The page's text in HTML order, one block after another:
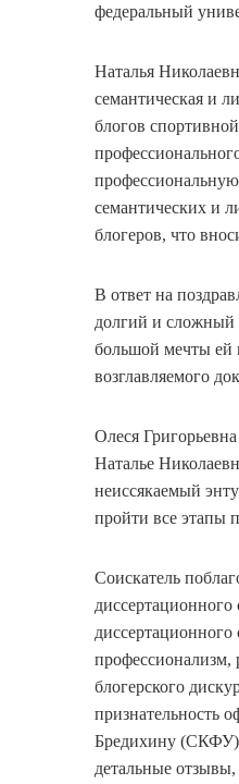
федеральный
Наталья
семантическая и
блогов
семантических и
блогеров, что
В ответ на
долгий и сложный
большой мечты ей
возглавляемого
Олеся
Наталье
неиссякаемый
пройти все этапы
Соискатель
диссертационного
профессионализм,
блогерского
признательность
Бредихину (СКФУ)
детальные